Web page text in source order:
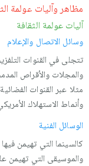
مظاهر وآليات عولمة
آليات عولمة الثقافة
وسائل الاتصال والإعلام
تتجلى في القنوات
والمجلات والأقراص
مثلا عبر القنوات
وأنماط الاستهلاك
الوسائل الفنية
كالسينما التي تهيمن فيها
والموسيقى التي تهيمن